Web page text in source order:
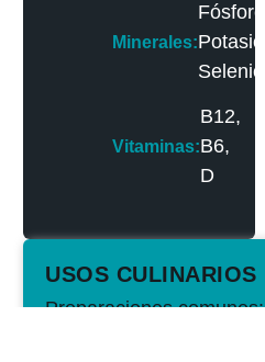
Minerales:
Fósforo,
Potasio,
Selenio
Vitaminas:
B12,
B6,
D
USOS CULINARIOS
Preparaciones comunes: